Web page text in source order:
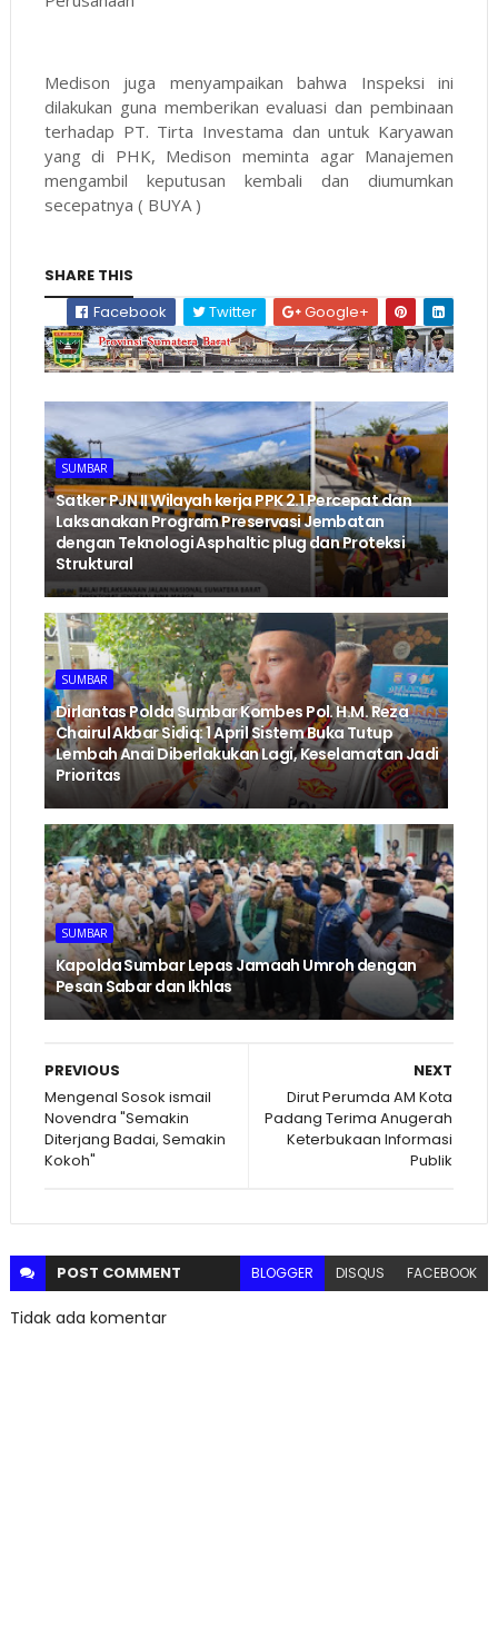
Medison juga menyampaikan bahwa Inspeksi ini
dilakukan guna memberikan evaluasi dan pembinaan
terhadap PT. Tirta Investama dan untuk Karyawan
yang di PHK, Medison meminta agar Manajemen
mengambil keputusan kembali dan diumumkan
secepatnya ( BUYA )
SHARE THIS
Facebook
Twitter Google+
SUMBAR
‎Satker PJN II Wilayah kerja PPK 2.1 Percepat dan
Laksanakan Program Preservasi Jembatan
dengan Teknologi Asphaltic plug dan Proteksi
Struktural ‎
SUMBAR
Dirlantas Polda Sumbar Kombes Pol. H.M. Reza
Chairul Akbar Sidiq: 1 April Sistem Buka Tutup
Lembah Anai Diberlakukan Lagi, Keselamatan Jadi
Prioritas
SUMBAR
Kapolda Sumbar Lepas Jamaah Umroh dengan
Pesan Sabar dan Ikhlas
NEXT
Dirut Perumda AM Kota
Padang Terima Anugerah
Keterbukaan Informasi
Publik
PREVIOUS
Mengenal Sosok ismail
Novendra "Semakin
Diterjang Badai, Semakin
Kokoh"
POST COMMENT BLOGGER DISQUS FACEBOOK
Tidak ada komentar